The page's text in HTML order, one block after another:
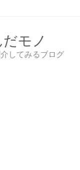
モノ
してみるブログ